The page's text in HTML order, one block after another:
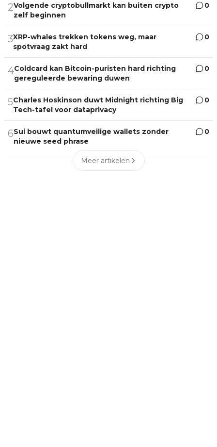
2Volgende cryptobullmarkt kan buiten crypto
zelf beginnen
0
3XRP-whales trekken tokens weg, maar
spotvraag zakt hard
0
4Coldcard kan Bitcoin-puristen hard richting
gereguleerde bewaring duwen
0
5Charles Hoskinson duwt Midnight richting Big
Tech-tafel voor dataprivacy
0
6Sui bouwt quantumveilige wallets zonder
nieuwe seed phrase
0
Meer artikelen